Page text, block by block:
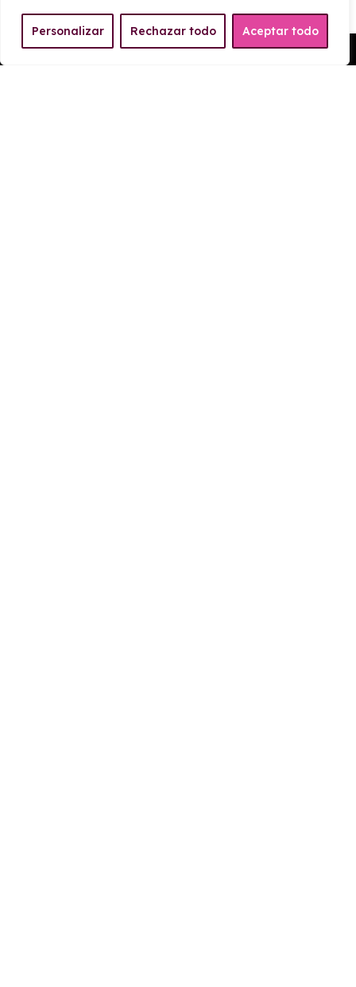
Personalizar Rechazar todo Aceptar todo
Pedir Presupuesto